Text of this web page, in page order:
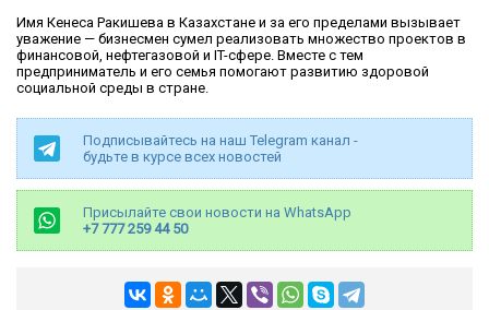
Имя Кенеса Ракишева в Казахстане и за его пределами вызывает
уважение — бизнесмен сумел реализовать множество проектов в
финансовой, нефтегазовой и IT-сфере. Вместе с тем
предприниматель и его семья помогают развитию здоровой
социальной среды в стране.
Подписывайтесь на наш Telegram канал -
будьте в курсе всех новостей
Присылайте свои новости на WhatsApp
+7 777 259 44 50